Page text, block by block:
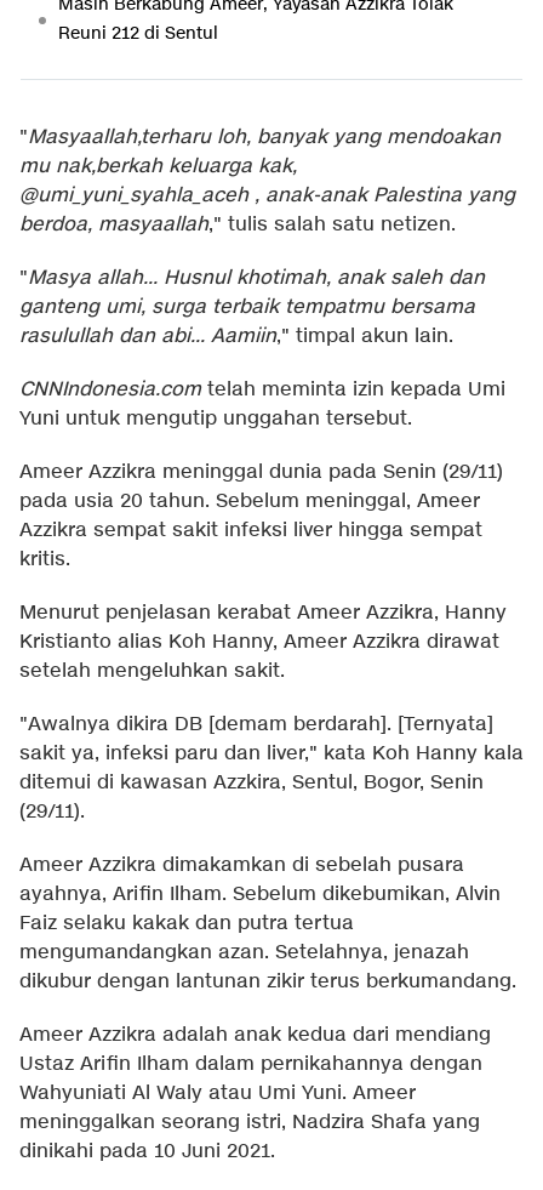
Reuni 212 di Sentul
"Masyaallah,terharu loh, banyak yang mendoakan
mu nak,berkah keluarga kak,
@umi_yuni_syahla_aceh , anak-anak Palestina yang
berdoa, masyaallah," tulis salah satu netizen.
"Masya allah... Husnul khotimah, anak saleh dan
ganteng umi, surga terbaik tempatmu bersama
rasulullah dan abi... Aamiin," timpal akun lain.
CNNIndonesia.comtelah meminta izin kepada Umi
Yuni untuk mengutip unggahan tersebut.
Ameer Azzikra meninggal dunia pada Senin (29/11)
pada usia 20 tahun. Sebelum meninggal, Ameer
Azzikra sempat sakit infeksi liver hingga sempat
kritis.
Menurut penjelasan kerabat Ameer Azzikra, Hanny
Kristianto alias Koh Hanny, Ameer Azzikra dirawat
setelah mengeluhkan sakit.
"Awalnya dikira DB [demam berdarah]. [Ternyata]
sakit ya, infeksi paru dan liver," kata Koh Hanny kala
ditemui di kawasan Azzkira, Sentul, Bogor, Senin
(29/11).
Ameer Azzikra dimakamkan di sebelah pusara
ayahnya, Arifin Ilham. Sebelum dikebumikan, Alvin
Faiz selaku kakak dan putra tertua
mengumandangkan azan. Setelahnya, jenazah
dikubur dengan lantunan zikir terus berkumandang.
Ameer Azzikra adalah anak kedua dari mendiang
Ustaz Arifin Ilham dalam pernikahannya dengan
Wahyuniati Al Waly atau Umi Yuni. Ameer
meninggalkan seorang istri, Nadzira Shafa yang
dinikahi pada 10 Juni 2021.